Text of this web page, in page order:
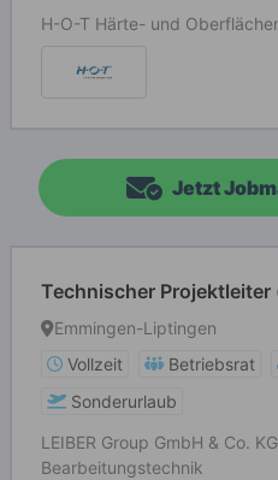
H-O-T Härte- und
Jetzt
Technischer
Emmingen-Liptingen
Vollzeit
Betriebsrat
Sonderurlaub
LEIBER Group GmbH & Co.
Bearbeitungstechnik